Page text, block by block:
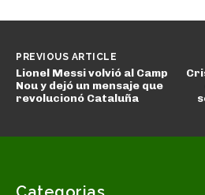
PREVIOUS ARTICLE
Lionel Messi volvió al Camp
Nou y dejó un mensaje que
revolucionó Cataluña